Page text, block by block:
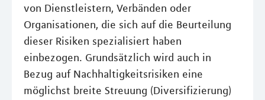
von Dienstleistern, Verbänden oder
Organisationen, die sich auf die Beurteilung
dieser Risiken spezialisiert haben
einbezogen. Grundsätzlich wird auch in
Bezug auf Nachhaltigkeitsrisiken eine
möglichst breite Streuung (Diversifizierung)